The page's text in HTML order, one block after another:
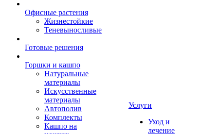
Офисные растения
Жизнестойкие
Теневыносливые
Готовые решения
Горшки и кашпо
Натуральные
материалы
Искусственные
материалы
Автополив
Комплекты
Кашпо на
Услуги
Уход и
лечение